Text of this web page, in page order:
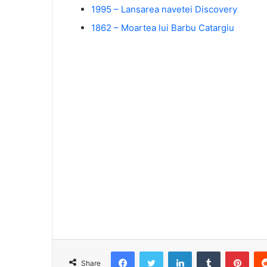
1995 – Lansarea navetei Discovery
1862 – Moartea lui Barbu Catargiu
Share
FacebookTwitter LinkedInTumblr